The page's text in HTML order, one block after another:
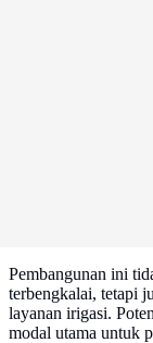
Pembangunan ini
terbengkalai, tetapi
layanan irigasi.
modal utama untuk